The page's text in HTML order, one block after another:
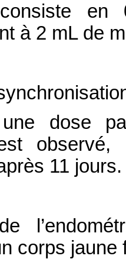
en
à 2 mL de
une dose
11 jours.
corps jaune